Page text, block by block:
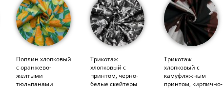
Поплин хлопковый
с оранжево-
желтыми
тюльпанами
Трикотаж
хлопковый с
принтом, черно-
белые скейтеры
Трикотаж
хлопковый с
камуфляжным
принтом, кирпично-